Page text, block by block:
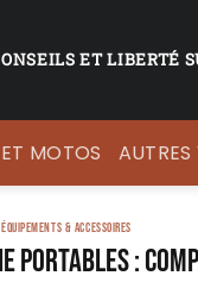
ET LIBERTÉ
MOTOS AUTRES
ÉQUIPEMENTS & ACCESSOIRES
portables :